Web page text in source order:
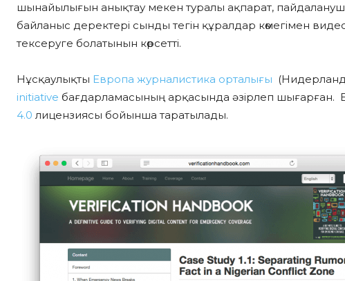
шынайылығын анықтау мекен туралы ақпарат,
байланыс деректері сынды тегін құралдар көмегімен
тексеруге болатынын көрсетті.
Нұсқаулықты Европа журналистика орталығы
initiative бағдарламасының арқасында әзірлеп шығарған.
4.0 лицензиясы бойынша таратылады.